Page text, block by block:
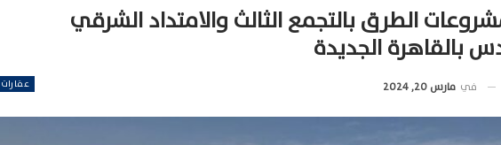
الطرق بالتجمع الثالث والامتداد الشرقي
بالقاهرة الجديدة
عقارات في مارس 20, 2024